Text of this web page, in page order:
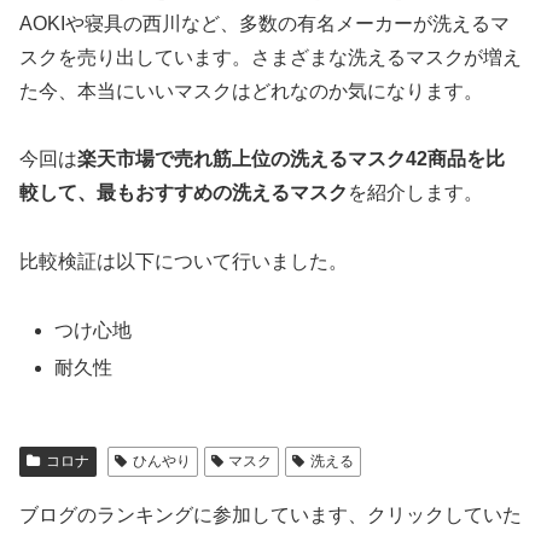
AOKIや寝具の西川など、多数の有名メーカーが洗えるマ
スクを売り出しています。さまざまな洗えるマスクが増え
た今、本当にいいマスクはどれなのか気になります。
今回は楽天市場で売れ筋上位の洗えるマスク42商品を比
較して、最もおすすめの洗えるマスク を紹介します。
比較検証は以下について行いました。
つけ心地
耐久性
コロナ ひんやり マスク 洗える
ブログのランキングに参加しています、クリックしていた